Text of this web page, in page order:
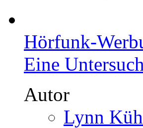
Hörfunk-
Eine
Autor
Lynn